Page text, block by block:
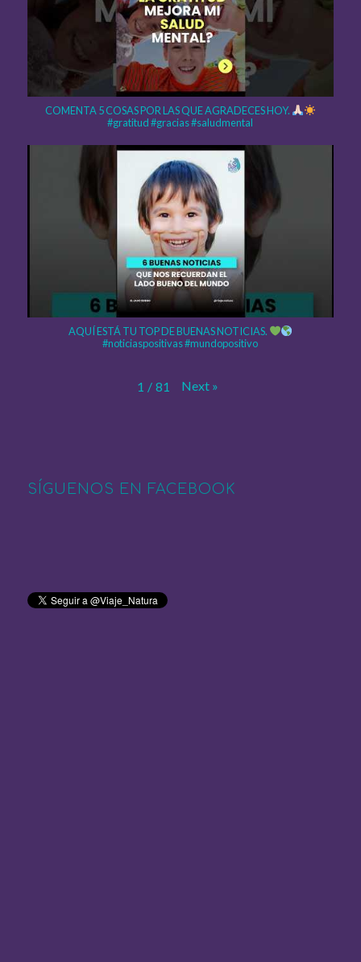
COMENTA 5 COSAS POR LAS QUE AGRADECES HOY.
#gratitud #gracias #saludmental
AQUÍ ESTÁ TU TOP DE BUENAS NOTICIAS.
#noticiaspositivas #mundopositivo
1 / 81 Next »
SÍGUENOS EN FACEBOOK